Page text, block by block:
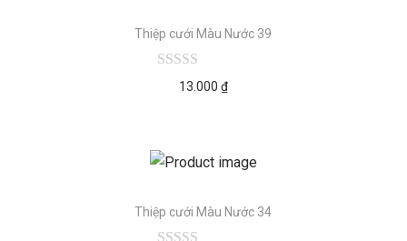
Thiệp cưới Màu Nước 39
13.000 ₫
Thiệp cưới Màu Nước 34